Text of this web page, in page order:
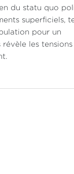
du statu quo
superficiels,
pour un
révèle les tensions